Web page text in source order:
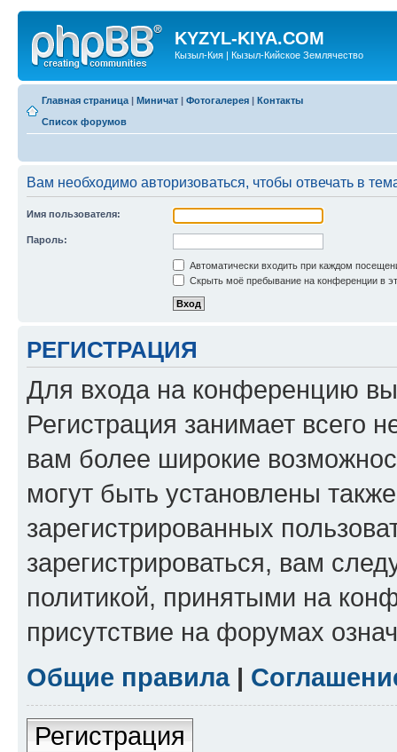
KYZYL-KIYA.COM
Кызыл-Кия | Кызыл-Кийское Землячество
Главная страница | Миничат | Фотогалерея | Контакты
Список форумов
Вам необходимо авторизоваться, чтобы отвечать в
Имя пользователя:
Пароль:
Автоматически входить при каждом
Скрыть моё пребывание на конференции в
РЕГИСТРАЦИЯ
Для входа на конференцию
Регистрация занимает всего
вам более широкие
могут быть установлены
зарегистрированных
зарегистрироваться, вам
политикой, принятыми на
присутствие на форумах
Общие правила|
Регистрация